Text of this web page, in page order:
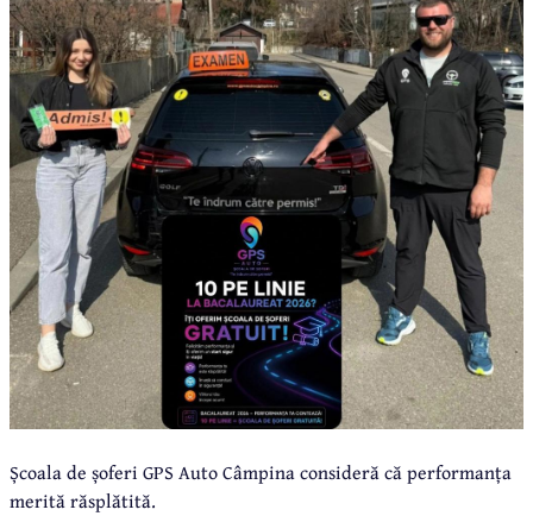
Școala de șoferi GPS Auto Câmpina consideră că performanța
merită răsplătită.